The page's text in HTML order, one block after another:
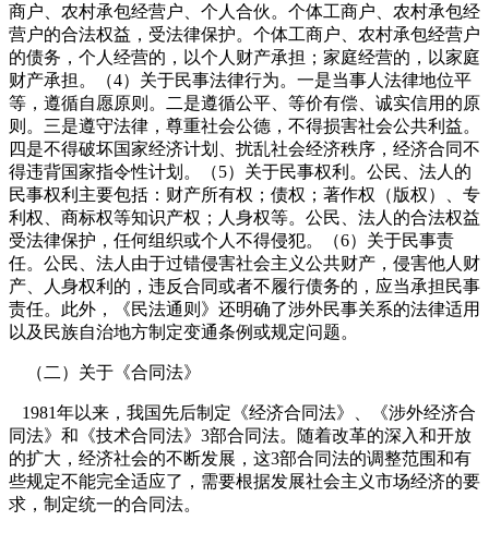
商户、农村承包经营户、个人合伙。个体工商户、农村承包经
营户的合法权益，受法律保护。个体工商户、农村承包经营户
的债务，个人经营的，以个人财产承担；家庭经营的，以家庭
财产承担。（4）关于民事法律行为。一是当事人法律地位平
等，遵循自愿原则。二是遵循公平、等价有偿、诚实信用的原
则。三是遵守法律，尊重社会公德，不得损害社会公共利益。
四是不得破坏国家经济计划、扰乱社会经济秩序，经济合同不
得违背国家指令性计划。（5）关于民事权利。公民、法人的
民事权利主要包括：财产所有权；债权；著作权（版权）、专
利权、商标权等知识产权；人身权等。公民、法人的合法权益
受法律保护，任何组织或个人不得侵犯。（6）关于民事责
任。公民、法人由于过错侵害社会主义公共财产，侵害他人财
产、人身权利的，违反合同或者不履行债务的，应当承担民事
责任。此外，《民法通则》还明确了涉外民事关系的法律适用
以及民族自治地方制定变通条例或规定问题。
（二）关于《合同法》
1981年以来，我国先后制定《经济合同法》、《涉外经济合
同法》和《技术合同法》 3部合同法。随着改革的深入和开放
的扩大，经济社会的不断发展，这3部合同法的调整范围和有
些规定不能完全适应了，需要根据发展社会主义市场经济的要
求，制定统一的合同法。